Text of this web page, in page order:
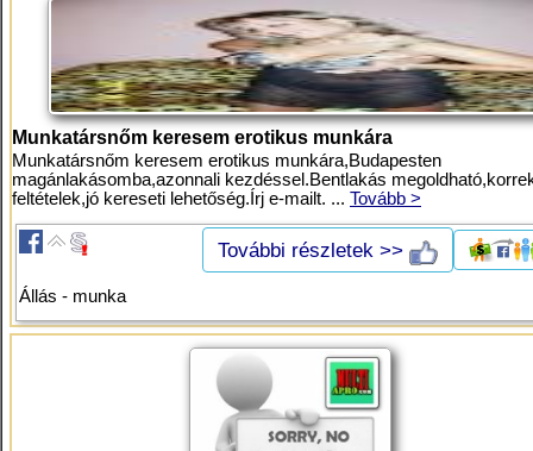
Munkatársnőm keresem erotikus munkára
Munkatársnőm keresem erotikus munkára,Budapesten
magánlakásomba,azonnali kezdéssel.Bentlakás
feltételek,jó kereseti lehetőség.Írj e-mailt. ... Tovább >
További részletek >>
Állás - munka